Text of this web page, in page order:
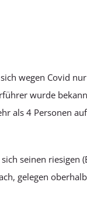
wegen Covid
wurde
als 4 Personen
seinen riesigen
gelegen